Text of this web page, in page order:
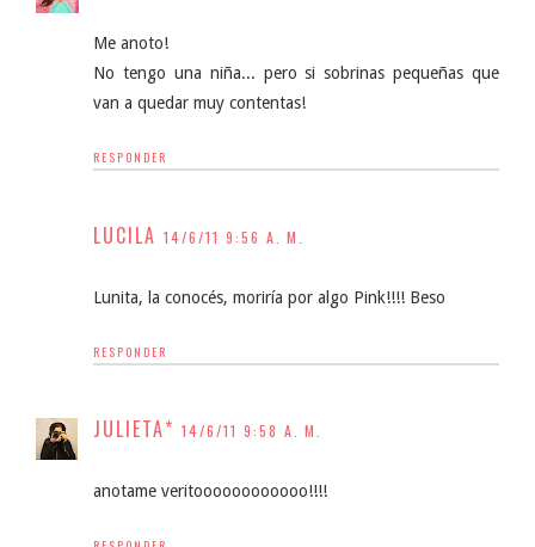
Me anoto!
No tengo una niña... pero si sobrinas pequeñas que
van a quedar muy contentas!
RESPONDER
LUCILA 14/6/11 9:56 A. M.
Lunita, la conocés, moriría por algo Pink!!!! Beso
RESPONDER
JULIETA* 14/6/11 9:58 A. M.
anotame veritoooooooooooo!!!!